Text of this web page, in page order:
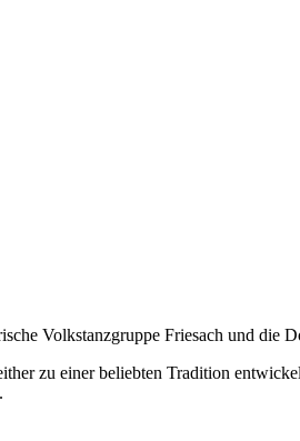
Volkstanzgruppe Friesach und die
zu einer beliebten Tradition